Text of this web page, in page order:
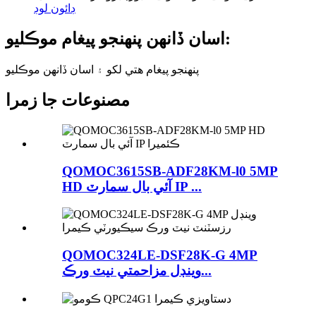
ڊائون لوڊ
اسان ڏانهن پنهنجو پيغام موڪليو:
پنهنجو پيغام هتي لکو ۽ اسان ڏانهن موڪليو
مصنوعات جا زمرا
QOMOC3615SB-ADF28KM-l0 5MP
HD آئي بال سمارٽ IP ...
QOMOC324LE-DSF28K-G 4MP
وينڊل مزاحمتي نيٽ ورڪ...